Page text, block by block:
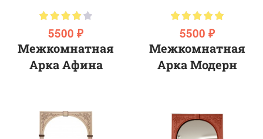
5500 ₽
Межкомнатная
Арка Афина
5500 ₽
Межкомнатная
Арка Модерн